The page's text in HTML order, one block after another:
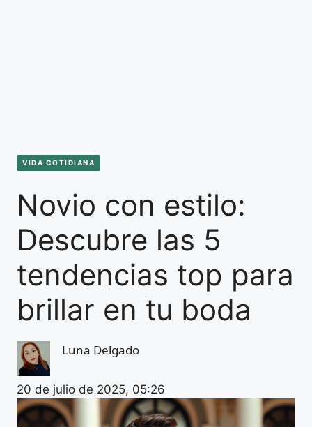
VIDA COTIDIANA
Novio con estilo:
Descubre las 5
tendencias top para
brillar en tu boda
Luna Delgado
20 de julio de 2025, 05:26